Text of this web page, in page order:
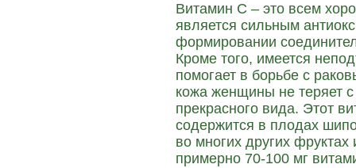
Витамин С – это всем
является сильным
формировании
Кроме того, имеется
помогает в борьбе с
кожа женщины не теряет
прекрасного вида. Этот
содержится в плодах
во многих других
примерно 70-100 мг